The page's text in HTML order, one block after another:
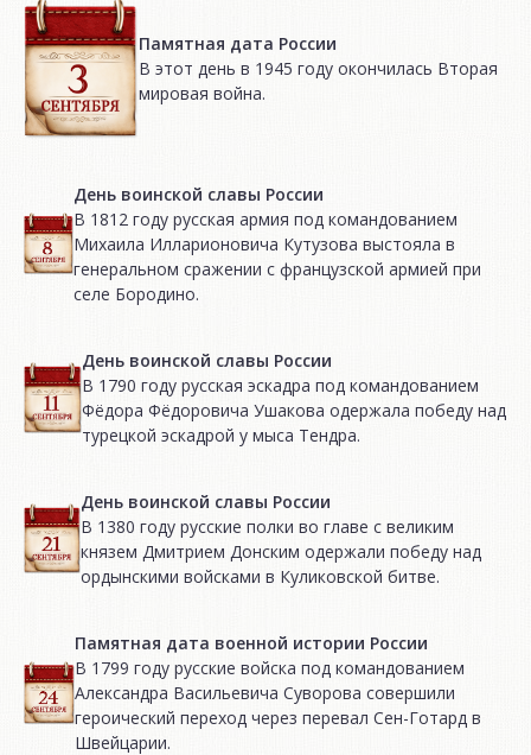
Памятная дата России
В этот день в 1945 году окончилась Вторая
мировая война.
День воинской славы России
В 1812 году русская армия под командованием
Михаила Илларионовича Кутузова выстояла в
генеральном сражении с французской армией при
селе Бородино.
День воинской славы России
В 1790 году русская эскадра под командованием
Фёдора Фёдоровича Ушакова одержала победу над
турецкой эскадрой у мыса Тендра.
День воинской славы России
В 1380 году русские полки во главе с великим
князем Дмитрием Донским одержали победу над
ордынскими войсками в Куликовской битве.
Памятная дата военной истории России
В 1799 году русские войска под командованием
Александра Васильевича Суворова совершили
героический переход через перевал Сен-Готард в
Швейцарии.